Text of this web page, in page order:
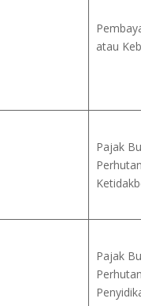
atau
Pajak
Pajak